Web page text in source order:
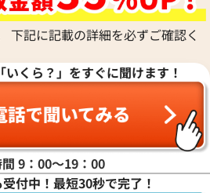
下記に記載の詳細を必ずご確認く
「いくら？」をすぐに聞けます！
9：00〜19：00
付中！最短30秒で完了！